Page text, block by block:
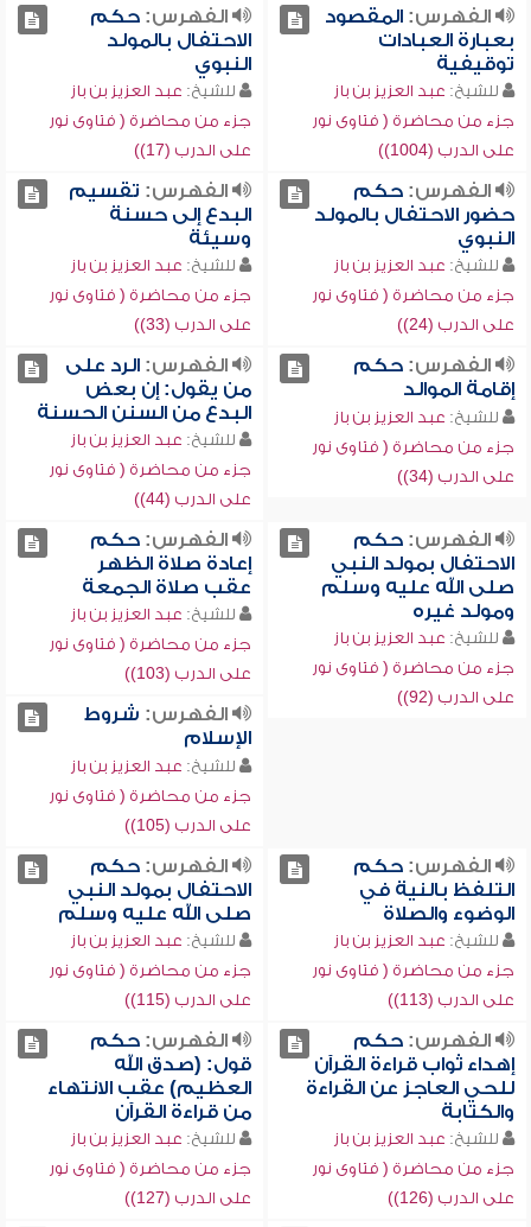
الفهرس:المقصود
بعبارة العبادات
توقيفية
للشيخ: عبد العزيز بن باز
جزء من محاضرة ( فتاوى نور
على الدرب (1004))
الفهرس:حكم
الاحتفال بالمولد
النبوي
للشيخ: عبد العزيز بن باز
جزء من محاضرة ( فتاوى نور
على الدرب (17))
الفهرس:حكم
حضور الاحتفال بالمولد
النبوي
للشيخ: عبد العزيز بن باز
جزء من محاضرة ( فتاوى نور
على الدرب (24))
الفهرس: تقسيم
البدع إلى حسنة
وسيئة
للشيخ: عبد العزيز بن باز
جزء من محاضرة ( فتاوى نور
على الدرب (33))
الفهرس:حكم
إقامة الموالد
للشيخ: عبد العزيز بن باز
جزء من محاضرة ( فتاوى نور
على الدرب (34))
الفهرس:الرد على
من يقول: إن بعض
البدع من السنن الحسنة
للشيخ: عبد العزيز بن باز
جزء من محاضرة ( فتاوى نور
على الدرب (44))
الفهرس:حكم
الاحتفال بمولد النبي
صلى الله عليه وسلم
ومولد غيره
للشيخ: عبد العزيز بن باز
جزء من محاضرة ( فتاوى نور
على الدرب (92))
الفهرس:حكم
إعادة صلاة الظهر
عقب صلاة الجمعة
للشيخ: عبد العزيز بن باز
جزء من محاضرة ( فتاوى نور
على الدرب (103))
الفهرس: شروط
الإسلام
للشيخ: عبد العزيز بن باز
جزء من محاضرة ( فتاوى نور
على الدرب (105))
الفهرس:حكم
التلفظ بالنية في
الوضوء والصلاة
للشيخ: عبد العزيز بن باز
جزء من محاضرة ( فتاوى نور
على الدرب (113))
الفهرس:حكم
الاحتفال بمولد النبي
صلى الله عليه وسلم
للشيخ: عبد العزيز بن باز
جزء من محاضرة ( فتاوى نور
على الدرب (115))
الفهرس:حكم
إهداء ثواب قراءة القرآن
للحي العاجز عن القراءة
والكتابة
للشيخ: عبد العزيز بن باز
جزء من محاضرة ( فتاوى نور
على الدرب (126))
الفهرس:حكم
قول: (صدق الله
العظيم) عقب الانتهاء
من قراءة القرآن
للشيخ: عبد العزيز بن باز
جزء من محاضرة ( فتاوى نور
على الدرب (127))